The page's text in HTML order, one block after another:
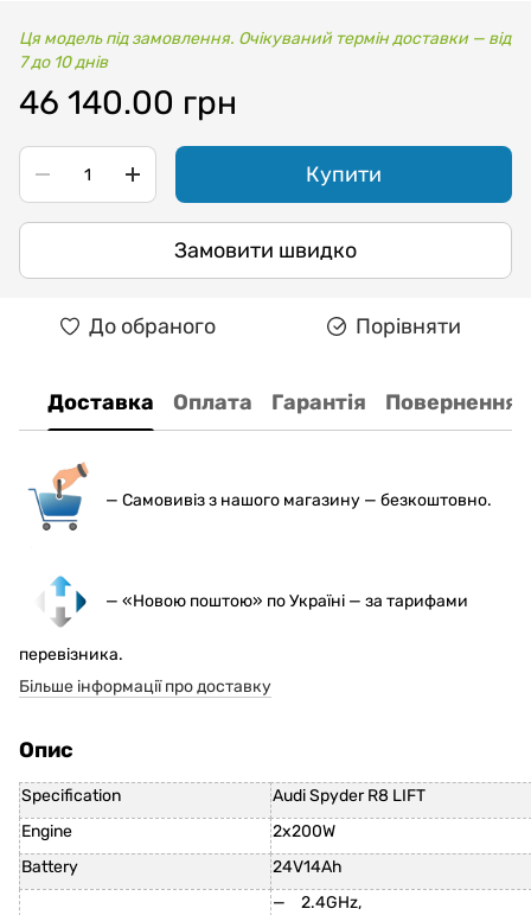
Ця модель під замовлення. Очікуваний термін доставки — від
7 до 10 днів
46 140.00 грн
Купити
Замовити швидко
До обраного Порівняти
Доставка Оплата Гарантія Повернення
— Самовивіз з нашого магазину — безкоштовно.
— «Новою поштою» по Україні — за тарифами
перевізника.
Більше інформації про доставку
Опис
Specification
Audi Spyder R8 LIFT
Engine
2x200W
Battery
24V14Ah
2.4GHz,